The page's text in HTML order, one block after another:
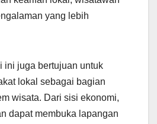
yang lebih
ini juga bertujuan untuk
lokal sebagai bagian
wisata. Dari sisi ekonomi,
dapat membuka lapangan